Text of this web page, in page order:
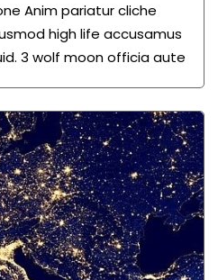
Anim pariatur cliche
high life accusamus
3 wolf moon officia aute